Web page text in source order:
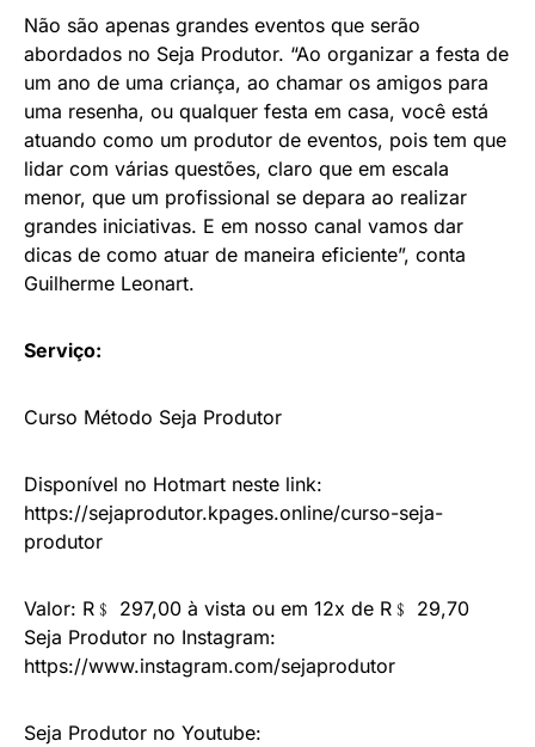
Não são apenas grandes eventos que serão
abordados no Seja Produtor. “Ao organizar a festa de
um ano de uma criança, ao chamar os amigos para
uma resenha, ou qualquer festa em casa, você está
atuando como um produtor de eventos, pois tem que
lidar com várias questões, claro que em escala
menor, que um profissional se depara ao realizar
grandes iniciativas. E em nosso canal vamos dar
dicas de como atuar de maneira eficiente”, conta
Guilherme Leonart.
Serviço:
Curso Método Seja Produtor
Disponível no Hotmart neste link:
https://sejaprodutor.kpages.online/curso-seja-
produtor
Valor: R﹩ 297,00 à vista ou em 12x de R﹩ 29,70
Seja Produtor no Instagram:
https://www.instagram.com/sejaprodutor
Seja Produtor no Youtube: